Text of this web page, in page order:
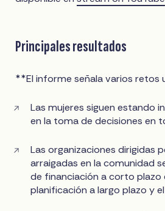
Principales resultados
**El informe señala varios retos
Las mujeres siguen estando
en la toma de decisiones en
Las organizaciones dirigidas
arraigadas en la comunidad
de financiación a corto plazo
planificación a largo plazo y